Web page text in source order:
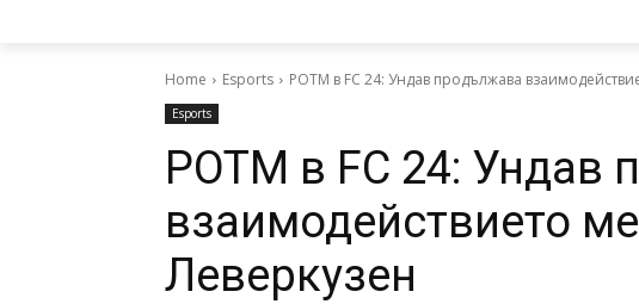
Home Esports POTM в FC 24: Ундав продължава
Esports
POTM в FC 24: Ундав
взаимодействието
Леверкузен